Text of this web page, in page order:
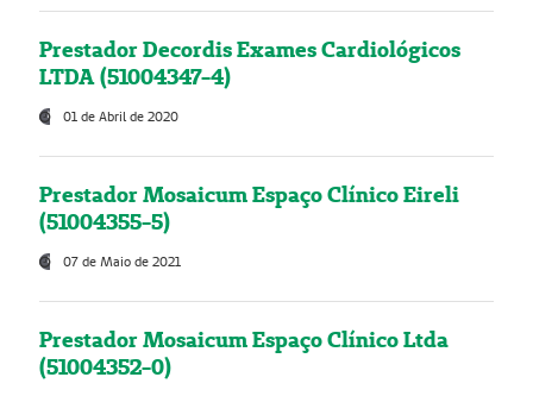
Prestador Decordis Exames Cardiológicos
LTDA (51004347-4)
01 de Abril de 2020
Prestador Mosaicum Espaço Clínico Eireli
(51004355-5)
07 de Maio de 2021
Prestador Mosaicum Espaço Clínico Ltda
(51004352-0)